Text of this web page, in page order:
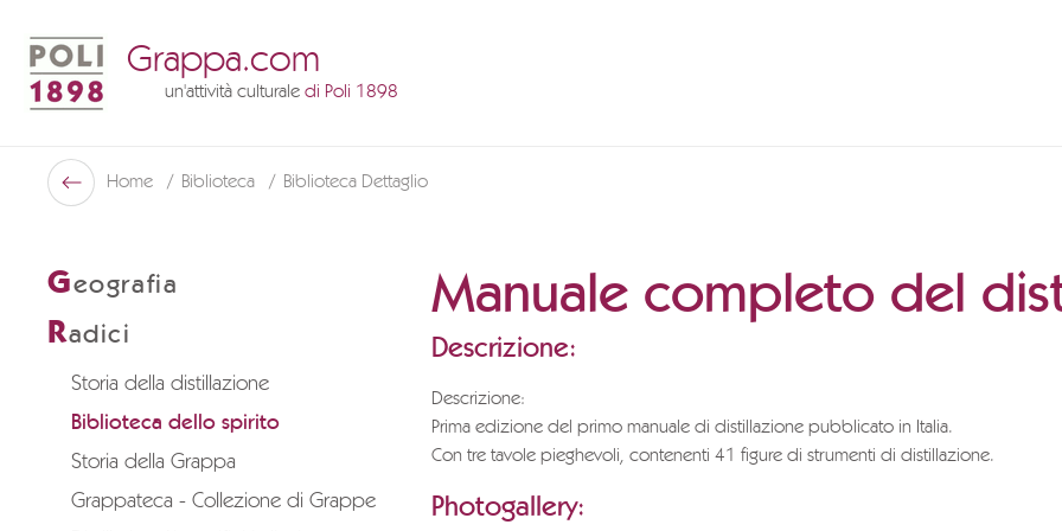
Grappa.com
un'attività culturale di Poli 1898
Indietro
Home Biblioteca Biblioteca Dettaglio
Geografia
Radici
Storia della distillazione
Biblioteca dello spirito
Storia della Grappa
Grappateca - Collezione di Grappe
Manuale completo del
Descrizione:
Descrizione:
Prima edizione del primo manuale di distillazione pubblicato in Italia.
Con tre tavole pieghevoli, contenenti 41 figure di strumenti di distillazione.
Photogallery: